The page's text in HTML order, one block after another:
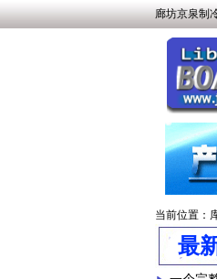
廊坊京泉制
当前位置：
最